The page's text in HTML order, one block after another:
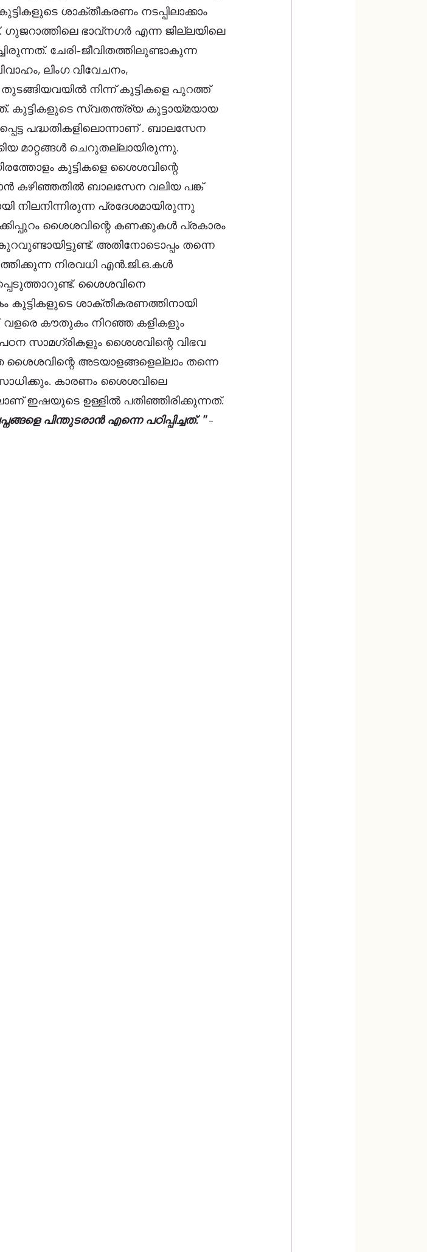
ശാക്തീകരണം നടപ്പിലാക്കാം
ഭാവ്നഗർ എന്ന ജില്ലയിലെ
ചേരി-ജീവിതത്തിലുണ്ടാകുന്ന
ലിംഗ വിവേചനം,
നിന്ന് കുട്ടികളെ പുറത്ത്
പദ്ധതികളിലൊന്നാണ് . ബാലസേന
മാറ്റങ്ങൾ ചെറുതല്ലായിരുന്നു.
കുട്ടികളെ ശൈശവിന്റെ
കഴിഞ്ഞതിൽ ബാലസേന വലിയ പങ്ക്
നിലനിന്നിരുന്ന പ്രദേശമായിരുന്നു
ശൈശവിന്റെ കണക്കുകൾ പ്രകാരം
അതിനോടൊപ്പം തന്നെ
നിരവധി എൻ.ജി.ഒ.കൾ
ശൈശവിനെ
കുട്ടികളുടെ ശാക്തീകരണത്തിനായി
വളരെ കൗതുകം നിറഞ്ഞ കളികളും
സാമഗ്രികളും ശൈശവിന്റെ വിഭവ
ശൈശവിന്റെ അടയാളങ്ങളെല്ലാം തന്നെ
കാരണം ശൈശവിലെ
ഇഷയുടെ ഉള്ളിൽ പതിഞ്ഞിരിക്കുന്നത്.
പിന്തുടരാൻ എന്നെ പഠിപ്പിച്ചത്. " -